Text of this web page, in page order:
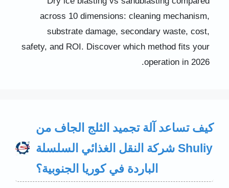
across 10 dimensions: cleaning mechanism,
substrate damage, secondary waste, cost,
safety, and ROI. Discover which method fits your
operation in 2026.
كيف تساعد آلة تجميد الثلج الجاف من
Shuliy شركة النقل الغذائي السلسلة
الباردة في كوريا الجنوبية؟